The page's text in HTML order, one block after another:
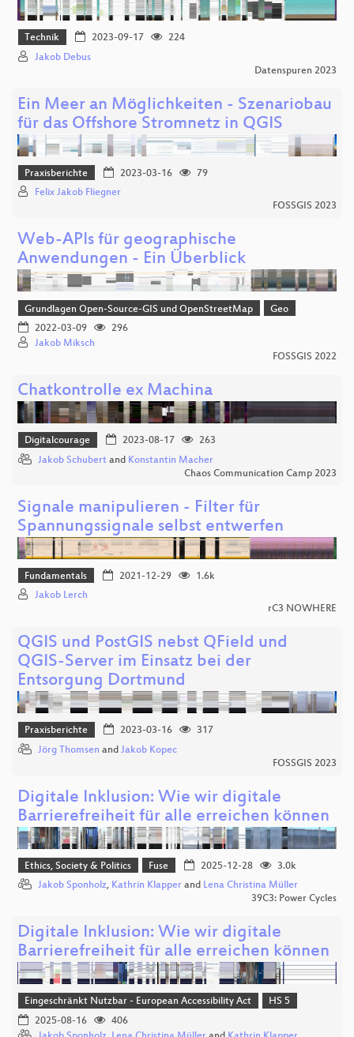
Technik 2023-09-17
224
Jakob Debus
Datenspuren 2023
Ein Meer an Möglichkeiten - Szenariobau
für das Offshore Stromnetz in QGIS
Praxisberichte 2023-03-16
79
Felix Jakob Fliegner
FOSSGIS 2023
Web-APIs für geographische
Anwendungen - Ein Überblick
Grundlagen Open-Source-GIS und OpenStreetMap
Geo
2022-03-09
296
Jakob Miksch
FOSSGIS 2022
Chatkontrolle ex Machina
Digitalcourage 2023-08-17
263
Jakob Schubert and Konstantin Macher
Chaos Communication Camp 2023
Signale manipulieren - Filter für
Spannungssignale selbst entwerfen
Fundamentals 2021-12-29
1.6k
Jakob Lerch
rC3 NOWHERE
QGIS und PostGIS nebst QField und
QGIS-Server im Einsatz bei der
Entsorgung Dortmund
Praxisberichte 2023-03-16
317
Jörg Thomsen and Jakob Kopec
FOSSGIS 2023
Digitale Inklusion: Wie wir digitale
Barrierefreiheit für alle erreichen können
Ethics, Society & Politics Fuse 2025-12-28
3.0k
Jakob Sponholz, Kathrin Klapper and Lena Christina Müller
39C3: Power Cycles
Digitale Inklusion: Wie wir digitale
Barrierefreiheit für alle erreichen können
Eingeschränkt Nutzbar - European Accessibility Act
HS 5
2025-08-16
406